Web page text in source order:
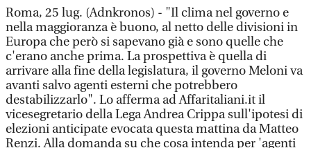
Roma, 25 lug. (Adnkronos) - "Il clima nel governo e
nella maggioranza è buono, al netto delle divisioni in
Europa che però si sapevano già e sono quelle che
c'erano anche prima. La prospettiva è quella di
arrivare alla fine della legislatura, il governo Meloni va
avanti salvo agenti esterni che potrebbero
destabilizzarlo". Lo afferma ad Affaritaliani.it il
vicesegretario della Lega Andrea Crippa sull'ipotesi di
elezioni anticipate evocata questa mattina da Matteo
Renzi. Alla domanda su che cosa intenda per 'agenti